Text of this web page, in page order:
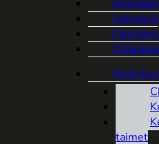
Isänpäivä
taimet